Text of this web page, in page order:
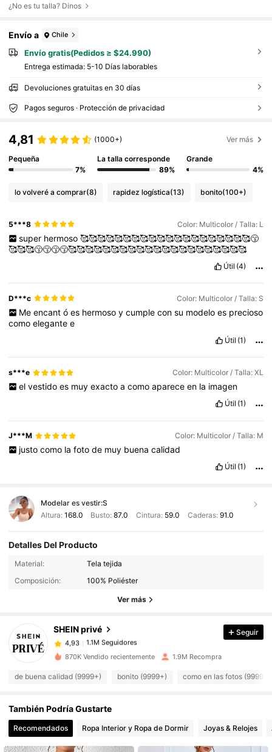
¿No es tu talla? Dinos
Envío a Chile
Envío gratis(Pedidos ≥ $24.990)
Entrega estimada: 5-10 Días laborables
Devoluciones gratuitas en 30 días
Pagos seguros · Protección de privacidad
4,81 (1000+) Ver más
Pequeña
7%
La talla corresponde
89%
Grande
4%
lo volveré a comprar(8) rapidez logística(13) bonito(100+)
5***8 Color: Multicolor / Talla: L
super hermoso 🥰🥰🥰🥰🥰🥰🥰🥰🥰🥰🥰🥰🥰🥰🥰🥰🥰🥰🥰🥰😙
🥰🥰🥰😙😙😙😙🥰🥰🥰🥰🥰🥰🥰🥰🥰🥰🥰🥰🥰🥰🥰🥰🥰🥰🥰🥰🥰
Útil (4)
D***c Color: Multicolor / Talla: S
Me encant ó es hermoso y cumple con su modelo es precioso
comoelegantee
Útil (1)
s***e Color: Multicolor / Talla: XL
el vestido es muy exacto a como aparece en la imagen
Útil (1)
J***M Color: Multicolor / Talla: M
justo como la foto de muy buena calidad
Útil (1)
Modelar es vestir:S
Altura: 168.0 Busto:87.0 Cintura: 59.0 Caderas: 91.0
Detalles Del Producto
Material:
Tela tejida
Composición:
100% Poliéster
Ver más
SHEIN privé
1.1M Seguidores
1.1M Seguidores
1.1M Seguidores
a***2 pagóHace 1 día
4,93 1.1M Seguidores
4,93 1.1M Seguidores
4,93 1.1M Seguidores
Seguir
870K Vendido recientemente 1.9M Recompra
de buena calidad (9999+) bonito (9999+) como en las fotos (9999+)
También Podría Gustarte
Recomendados Ropa Interior y Ropa de Dormir Joyas & Relojes